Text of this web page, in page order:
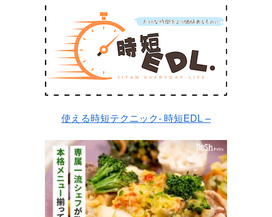
使える時短テクニック- 時短EDL –